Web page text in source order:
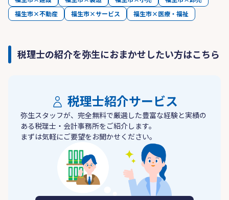
福生市×不動産
福生市×サービス 福生市×医療・福祉
税理士の紹介を弥生におまかせしたい方はこちら
税理士紹介サービス
弥生スタッフが、完全無料で厳選した豊富な経験と実績の
ある税理士・会計事務所をご紹介します。
まずは気軽にご要望をお聞かせください。